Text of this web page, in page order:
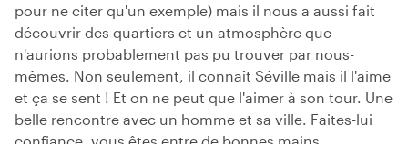
pour ne citer qu'un exemple) mais il nous a aussi fait
découvrir des quartiers et un atmosphère que
n'aurions probablement pas pu trouver par nous-
mêmes. Non seulement, il connaît Séville mais il l'aime
et ça se sent ! Et on ne peut que l'aimer à son tour. Une
belle rencontre avec un homme et sa ville. Faites-lui
confiance, vous êtes entre de bonnes mains.